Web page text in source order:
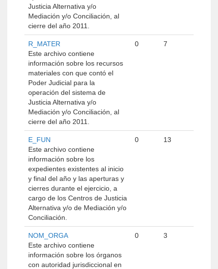
Justicia Alternativa y/o
Mediación y/o Conciliación, al
cierre del año 2011.
R_MATER
Este archivo contiene
información sobre los recursos
materiales con que contó el
Poder Judicial para la
operación del sistema de
Justicia Alternativa y/o
Mediación y/o Conciliación, al
cierre del año 2011.
0 7
E_FUN
Este archivo contiene
información sobre los
expedientes existentes al inicio
y final del año y las aperturas y
cierres durante el ejercicio, a
cargo de los Centros de Justicia
Alternativa y/o de Mediación y/o
Conciliación.
0 13
NOM_ORGA
Este archivo contiene
información sobre los órganos
con autoridad jurisdiccional en
0 3